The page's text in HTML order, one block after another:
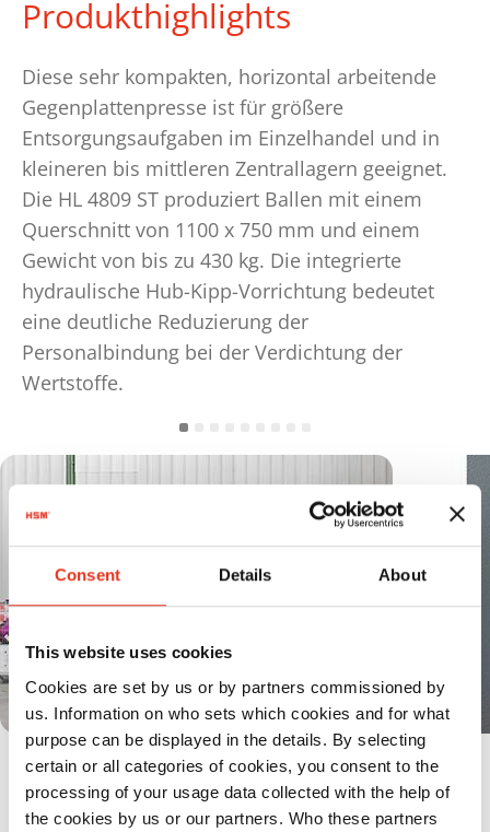
Consent Details About
This website uses cookies
Cookies are set by us or by partners commissioned by
us. Information on who sets which cookies and for what
purpose can be displayed in the details. By selecting
certain or all categories of cookies, you consent to the
processing of your usage data collected with the help of
the cookies by us or our partners. Who these partners
Produkthighlights
Diese sehr kompakten, horizontal arbeitende
Gegenplattenpresse ist für größere
Entsorgungsaufgaben im Einzelhandel und in
kleineren bis mittleren Zentrallagern geeignet.
Die HL 4809 ST produziert Ballen mit einem
Querschnitt von 1100 x 750 mm und einem
Gewicht von bis zu 430 kg. Die integrierte
hydraulische Hub-Kipp-Vorrichtung bedeutet
eine deutliche Reduzierung der
Personalbindung bei der Verdichtung der
Wertstoffe.
Sehr geringer Platzbedarf durch
besonders kompakte Bauweise